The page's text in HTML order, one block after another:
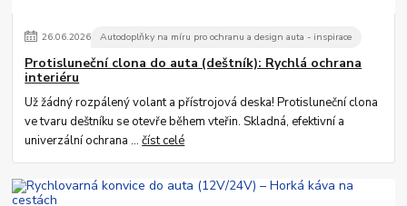
26.06.2026 Autodoplňky na míru pro ochranu a design auta - inspirace
Protisluneční clona do auta (deštník): Rychlá ochrana
interiéru
Už žádný rozpálený volant a přístrojová deska! Protisluneční clona
ve tvaru deštníku se otevře během vteřin. Skladná, efektivní a
univerzální ochrana ...číst celé